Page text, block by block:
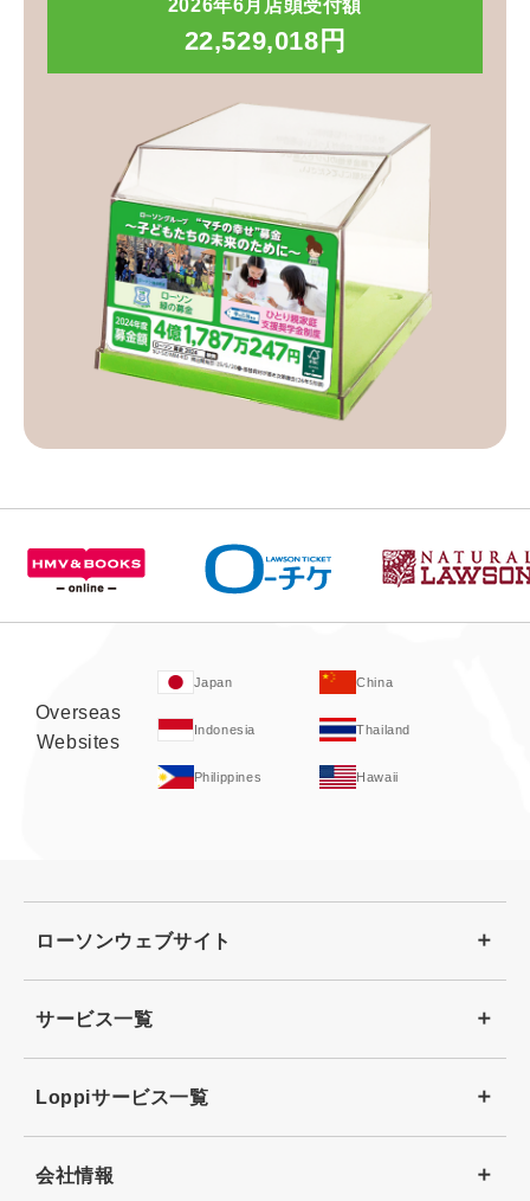
2026年6月店頭受付額
22,529,018円
Overseas
Websites
Japan China
Indonesia Thailand
Philippines Hawaii
ローソンウェブサイト
サービス一覧
Loppiサービス一覧
会社情報